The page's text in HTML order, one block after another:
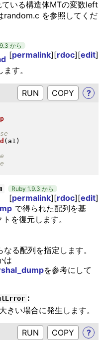
いる構造体MTの変数left
random.c を参照してくだ
から
[permalink][rdoc][edit]
す。
RUN ?
( a1 )
Ruby 1.9.3 から
[permalink][rdoc][edit]
で得られた配列を基
を復元します。
る配列を指定します。
は
を参考にして
:
きい場合に発生します。
RUN ?